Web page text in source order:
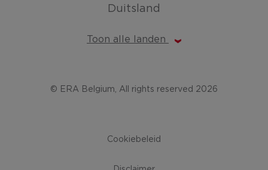
Duitsland
Toon alle landen
© ERA Belgium, All rights reserved 2026
Cookiebeleid